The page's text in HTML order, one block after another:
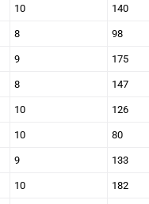
10 140
8 98
9 175
8 147
10 126
10 80
9 133
10 182